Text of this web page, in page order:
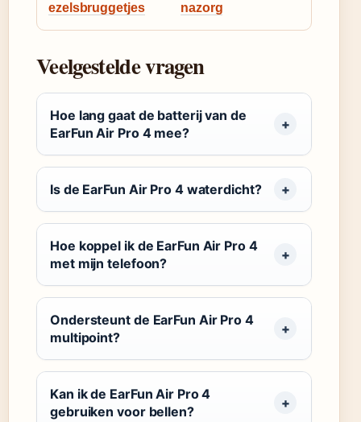
ezelsbruggetjes
nazorg
Veelgestelde vragen
Hoe lang gaat de batterij van de
EarFun Air Pro 4 mee?
Is de EarFun Air Pro 4 waterdicht?
Hoe koppel ik de EarFun Air Pro 4
met mijn telefoon?
Ondersteunt de EarFun Air Pro 4
multipoint?
Kan ik de EarFun Air Pro 4
gebruiken voor bellen?